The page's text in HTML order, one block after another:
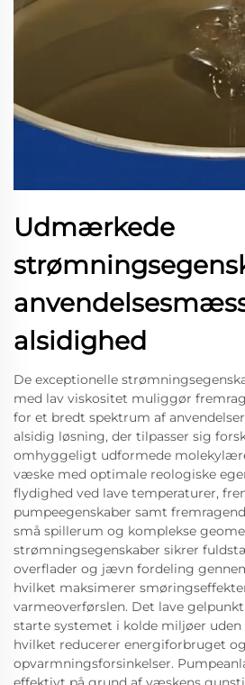
Udmærkede
alsidighed
De exceptionelle
med lav viskositet muliggør
for et bredt spektrum af
alsidig løsning, der tilpasser sig
omhyggeligt udformede
væske med optimale reologiske
flydighed ved lave temperaturer,
pumpeegenskaber samt
små spillerum og komplekse
strømningsegenskaber sikrer
overflader og jævn fordeling
hvilket maksimerer
varmeoverførslen. Det lave
starte systemet i kolde miljøer
hvilket reducerer energiforbruget
opvarmningsforsinkelser.